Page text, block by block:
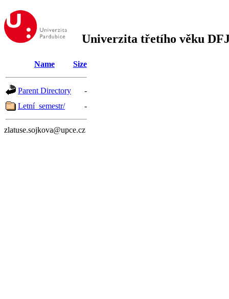
Univerzita třetího věku
Name Size
Parent Directory
-
Letní_semestr/
-
zlatuse.sojkova@upce.cz